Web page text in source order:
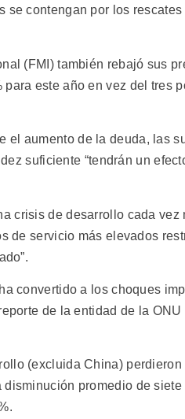
se contengan por los
(FMI) también rebajó sus
este año en vez del tres
el aumento de la deuda, las
suficiente “tendrán un
crisis de desarrollo cada
de servicio más elevados
convertido a los choques
de la entidad de la
(excluida China)
promedio de